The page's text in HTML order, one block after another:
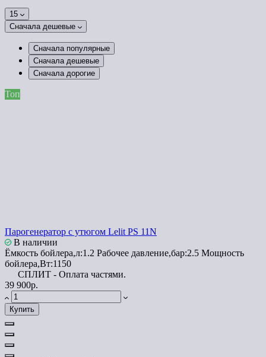
15
Сначала дешевые
Сначала популярные
Сначала дешевые
Сначала дорогие
Топ
Парогенератор с утюгом Lelit PS 11N
В наличии
Ёмкость бойлера,л:1.2 Рабочее давление,бар:2.5 Мощность
бойлера,Вт:1150
СПЛИТ - Оплата частями.
39 900р.
Купить